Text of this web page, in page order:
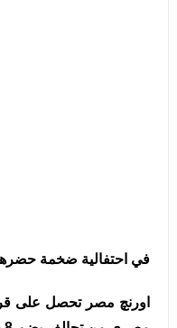
في احتفالية ضخمة حضرها